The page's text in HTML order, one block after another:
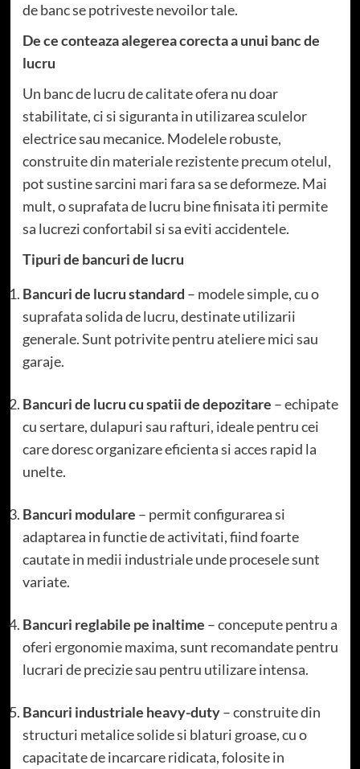
de banc se potriveste nevoilor tale.
De ce conteaza alegerea corecta a unui banc de
lucru
Un banc de lucru de calitate ofera nu doar
stabilitate, ci si siguranta in utilizarea sculelor
electrice sau mecanice. Modelele robuste,
construite din materiale rezistente precum otelul,
pot sustine sarcini mari fara sa se deformeze. Mai
mult, o suprafata de lucru bine finisata iti permite
sa lucrezi confortabil si sa eviti accidentele.
Tipuri de bancuri de lucru
Bancuri de lucru standard – modele simple, cu o
suprafata solida de lucru, destinate utilizarii
generale. Sunt potrivite pentru ateliere mici sau
garaje.
Bancuri de lucru cu spatii de depozitare – echipate
cu sertare, dulapuri sau rafturi, ideale pentru cei
care doresc organizare eficienta si acces rapid la
unelte.
Bancuri modulare – permit configurarea si
adaptarea in functie de activitati, fiind foarte
cautate in medii industriale unde procesele sunt
variate.
Bancuri reglabile pe inaltime – concepute pentru a
oferi ergonomie maxima, sunt recomandate pentru
lucrari de precizie sau pentru utilizare intensa.
Bancuri industriale heavy-duty– construite din
structuri metalice solide si blaturi groase, cu o
capacitate de incarcare ridicata, folosite in